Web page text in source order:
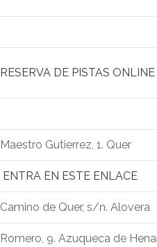
RESERVA DE PISTAS ONLINE
Maestro Gutierrez, 1. Quer
ENTRA EN ESTE ENLACE
Camino de Quer, s/n. Alovera
Romero, 9. Azuqueca de